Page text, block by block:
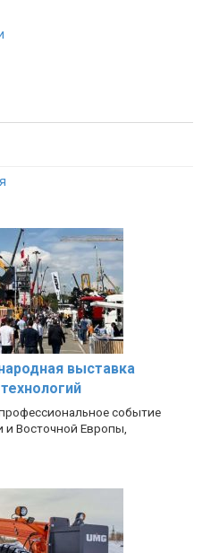
выставка
событие
и Восточной Европы,